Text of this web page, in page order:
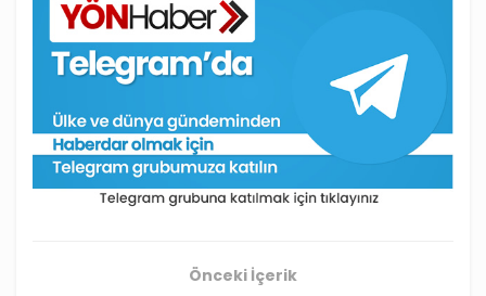
Önceki İçerik